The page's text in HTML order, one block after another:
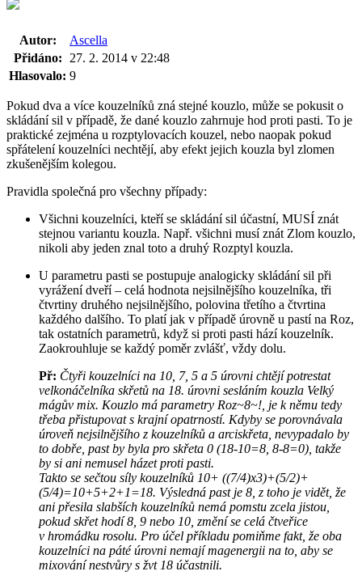
Autor:
Ascella
Přidáno:
27. 2. 2014 v 22:48
Hlasovalo: 9
Pokud dva a více kouzelníků zná stejné kouzlo, může se pokusit o
skládání sil v případě, že dané kouzlo zahrnuje hod proti pasti. To je
praktické zejména u rozptylovacích kouzel, nebo naopak pokud
spřátelení kouzelníci nechtějí, aby efekt jejich kouzla byl zlomen
zkušenějším kolegou.
Pravidla společná pro všechny případy:
Všichni kouzelníci, kteří se skládání sil účastní, MUSÍ znát
stejnou variantu kouzla. Např. všichni musí znát Zlom kouzlo,
nikoli aby jeden znal toto a druhý Rozptyl kouzla.
U parametru pasti se postupuje analogicky skládání sil při
vyrážení dveří – celá hodnota nejsilnějšího kouzelníka, tři
čtvrtiny druhého nejsilnějšího, polovina třetího a čtvrtina
každého dalšího. To platí jak v případě úrovně u pastí na Roz,
tak ostatních parametrů, když si proti pasti hází kouzelník.
Zaokrouhluje se každý poměr zvlášť, vždy dolu.
Př: Čtyři kouzelníci na 10, 7, 5 a 5 úrovni chtějí potrestat
velkonáčelníka skřetů na 18. úrovni sesláním kouzla Velký
mágův mix. Kouzlo má parametry Roz~8~!, je k němu tedy
třeba přistupovat s krajní opatrností. Kdyby se porovnávala
úroveň nejsilnějšího z kouzelníků a arciskřeta, nevypadalo by
to dobře, past by byla pro skřeta 0 (18-10=8, 8-8=0), takže
by si ani nemusel házet proti pasti.
Takto se sečtou síly kouzelníků 10+ ((7/4)x3)+(5/2)+
(5/4)=10+5+2+1=18. Výsledná past je 8, z toho je vidět, že
ani přesila slabších kouzelníků nemá pomstu zcela jistou,
pokud skřet hodí 8, 9 nebo 10, změní se celá čtveřice
v hromádku rosolu. Pro účel příkladu pomiňme fakt, že oba
kouzelníci na páté úrovni nemají magenergii na to, aby se
mixování nestvůry s žvt 18 účastnili.